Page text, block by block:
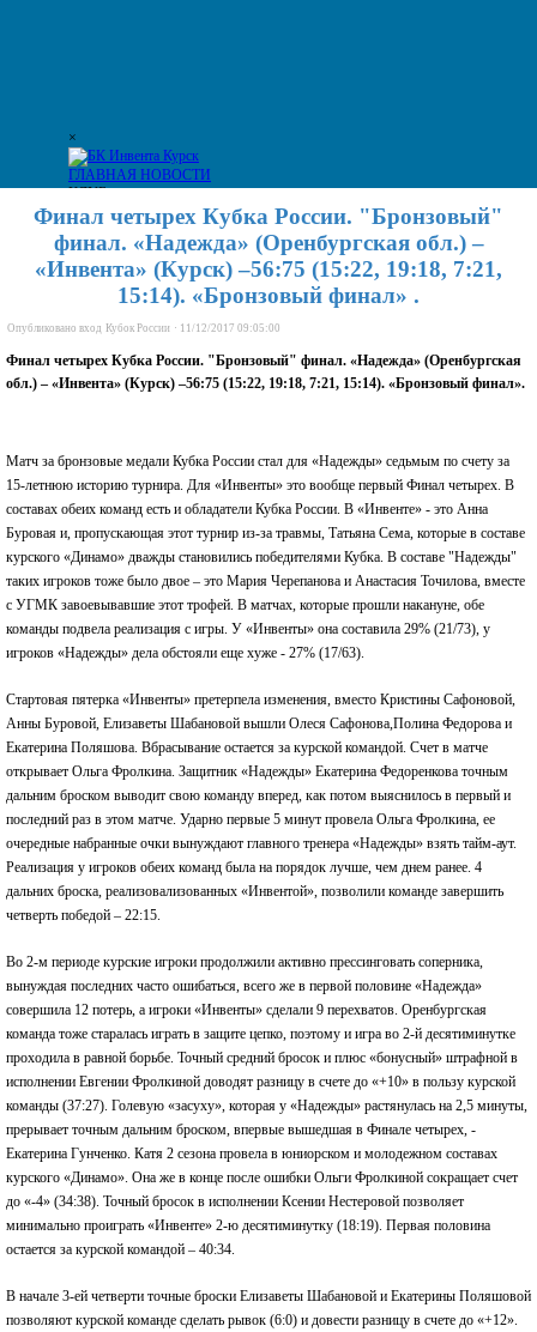
×
ГЛАВНАЯ НОВОСТИ
КЛУБ
Генеральный спонсор Руководство клуба Сотрудники ТРАНСЛЯЦИИ
Арена СКК Арена СК Динамо Фото Видео АРХИВ
Фото 2017/2018 Видео 2017/2018
КАЛЕНДАРЬ
Инвента-Фарм Инвента-Юниор 2017/2018
Инвента-Фарм Инвента-Юниор
Инвента Инвента-Фарм 2017/2018
Инвента Инвента-Фарм Инвента-Юниор
СОЦСЕТИ
VKontakte Facebook YouTube Instagram Twitter
Финал четырех Кубка России. "Бронзовый"
финал. «Надежда» (Оренбургская обл.) –
«Инвента» (Курск) –56:75 (15:22, 19:18, 7:21,
15:14). «Бронзовый финал» .
Опубликовано вход Кубок России · 11/12/2017 09:05:00
Финал четырех Кубка России. "Бронзовый" финал. «Надежда» (Оренбургская
обл.) – «Инвента» (Курск) –56:75 (15:22, 19:18, 7:21, 15:14). «Бронзовый финал».
Матч за бронзовые медали Кубка России стал для «Надежды» седьмым по счету за
15-летнюю историю турнира. Для «Инвенты» это вообще первый Финал четырех. В
составах обеих команд есть и обладатели Кубка России. В «Инвенте» - это Анна
Буровая и, пропускающая этот турнир из-за травмы, Татьяна Сема, которые в составе
курского «Динамо» дважды становились победителями Кубка. В составе "Надежды"
таких игроков тоже было двое – это Мария Черепанова и Анастасия Точилова, вместе
с УГМК завоевывавшие этот трофей. В матчах, которые прошли накануне, обе
команды подвела реализация с игры. У «Инвенты» она составила 29% (21/73), у
игроков «Надежды» дела обстояли еще хуже - 27% (17/63).
Стартовая пятерка «Инвенты» претерпела изменения, вместо Кристины Сафоновой,
Анны Буровой, Елизаветы Шабановой вышли Олеся Сафонова,Полина Федорова и
Екатерина Поляшова. Вбрасывание остается за курской командой. Счет в матче
открывает Ольга Фролкина. Защитник «Надежды» Екатерина Федоренкова точным
дальним броском выводит свою команду вперед, как потом выяснилось в первый и
последний раз в этом матче. Ударно первые 5 минут провела Ольга Фролкина, ее
очередные набранные очки вынуждают главного тренера «Надежды» взять тайм-аут.
Реализация у игроков обеих команд была на порядок лучше, чем днем ранее. 4
дальних броска, реализовализованных «Инвентой», позволили команде завершить
четверть победой – 22:15.
Во 2-м периоде курские игроки продолжили активно прессинговать соперника,
вынуждая последних часто ошибаться, всего же в первой половине «Надежда»
совершила 12 потерь, а игроки «Инвенты» сделали 9 перехватов. Оренбургская
команда тоже старалась играть в защите цепко, поэтому и игра во 2-й десятиминутке
проходила в равной борьбе. Точный средний бросок и плюс «бонусный» штрафной в
исполнении Евгении Фролкиной доводят разницу в счете до «+10» в пользу курской
команды (37:27). Голевую «засуху», которая у «Надежды» растянулась на 2,5 минуты,
прерывает точным дальним броском, впервые вышедшая в Финале четырех, -
Екатерина Гунченко. Катя 2 сезона провела в юниорском и молодежном составах
курского «Динамо». Она же в конце после ошибки Ольги Фролкиной сокращает счет
до «-4» (34:38). Точный бросок в исполнении Ксении Нестеровой позволяет
минимально проиграть «Инвенте» 2-ю десятиминутку (18:19). Первая половина
остается за курской командой – 40:34.
В начале 3-ей четверти точные броски Елизаветы Шабановой и Екатерины Поляшовой
позволяют курской команде сделать рывок (6:0) и довести разницу в счете до «+12».